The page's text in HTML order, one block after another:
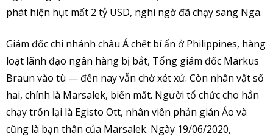
phát hiện hụt mất 2 tỷ USD, nghi ngờ đã chạy sang Nga.
Giám đốc chi nhánh châu Á chết bí ẩn ở Philippines, hàng
loạt lãnh đạo ngân hàng bị bắt, Tổng giám đốc Markus
Braun vào tù — đến nay vẫn chờ xét xử. Còn nhân vật số
hai, chính là Marsalek, biến mất. Người tổ chức cho hắn
chạy trốn lại là Egisto Ott, nhân viên phản gián Áo và
cũng là bạn thân của Marsalek. Ngày 19/06/2020,